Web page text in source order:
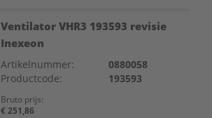
Ventilator VHR3 193593 revisie
Inexeon
Artikelnummer:
0880058
Productcode:
193593
Bruto prijs:
€ 251,86